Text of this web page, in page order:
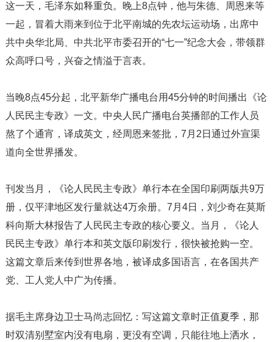
这一天，毛泽东如释重负。晚上8点钟，他与朱德、周恩来等
一起，冒着大雨来到位于北平南城的先农坛运动场，出席中
共中央华北局、中共北平市委召开的“七一”纪念大会，带领群
众高呼口号，兴奋之情溢于言表。
当晚8点45分起，北平新华广播电台用45分钟的时间播出《论
人民民主专政》一文。中央人民广播电台英播部的工作人员
熬了个通宵，译成英文，经周恩来签批，7月2日通过外宣渠
道向全世界播发。
刊发当月，《论人民民主专政》单行本在全国印刷两版共9万
册，仅平津地区发行量就达4万余册。7月4日，刘少奇在莫斯
科向斯大林报告了人民民主专政的核心要义。当月，《论人
民民主专政》单行本和英文版印刷发行，很快被抢购一空。
这篇文章后来传到世界各地，被译成多国语言，在各国共产
党、工人党人中广为传播。
据毛主席身边卫士马尚志回忆：写这篇文章时正值夏季，那
时双清别墅室内没有电扇，更没有空调，只能往地上洒水，